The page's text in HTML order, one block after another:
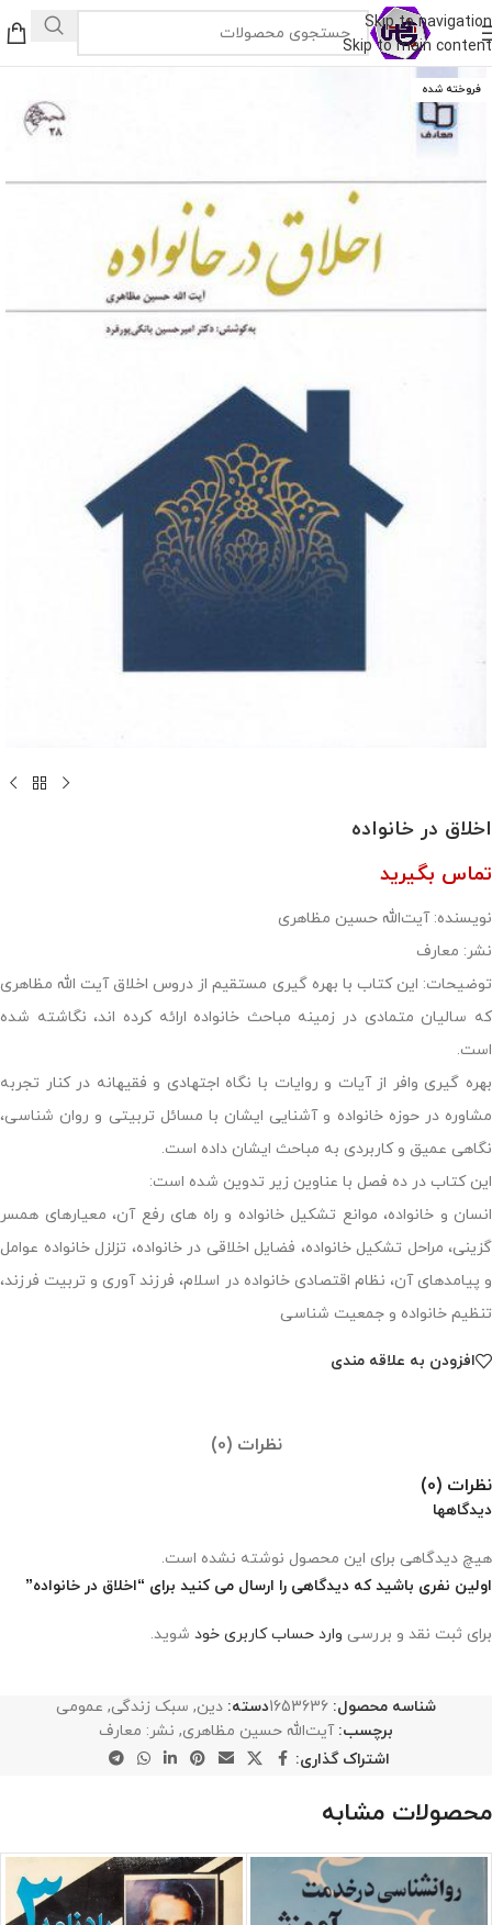
Skip to navigation
Skip to main content
فروخته شده
اخلاق در خانواده
تماس بگیرید
نویسنده: آیت‌الله حسین مظاهری
نشر: معارف
توضیحات: این کتاب با بهره گیری مستقیم از دروس اخلاق آیت الله مظاهری
که سالیان متمادی در زمینه مباحث خانواده ارائه کرده اند، نگاشته شده
است.
بهره گیری وافر از آیات و روایات با نگاه اجتهادی و فقیهانه در کنار تجربه
مشاوره در حوزه خانواده و آشنایی ایشان با مسائل تربیتی و روان شناسی،
نگاهی عمیق و کاربردی به مباحث ایشان داده است.
این کتاب در ده فصل با عناوین زیر تدوین شده است:
انسان و خانواده، موانع تشکیل خانواده و راه های رفع آن، معیارهای همسر
گزینی، مراحل تشکیل خانواده، فضایل اخلاقی در خانواده، تزلزل خانواده عوامل
و پیامدهای آن، نظام اقتصادی خانواده در اسلام، فرزند آوری و تربیت فرزند،
تنظیم خانواده و جمعیت شناسی
افزودن به علاقه مندی
نظرات (0)
نظرات (0)
دیدگاهها
هیچ دیدگاهی برای این محصول نوشته نشده است.
اولین نفری باشید که دیدگاهی را ارسال می کنید برای “اخلاق در خانواده”
برای ثبت نقد و بررسی وارد حساب کاربری خود شوید.
شناسه محصول: 1653636دسته: دین, سبک زندگی, عمومی
برچسب: آیت‌الله حسین مظاهری, نشر: معارف
اشتراک گذاری:
محصولات مشابه